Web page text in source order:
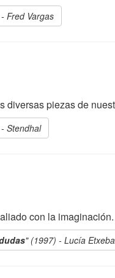
Fred Vargas
diversas piezas de
Stendhal
con la imaginación.
" (1997) - Lucía